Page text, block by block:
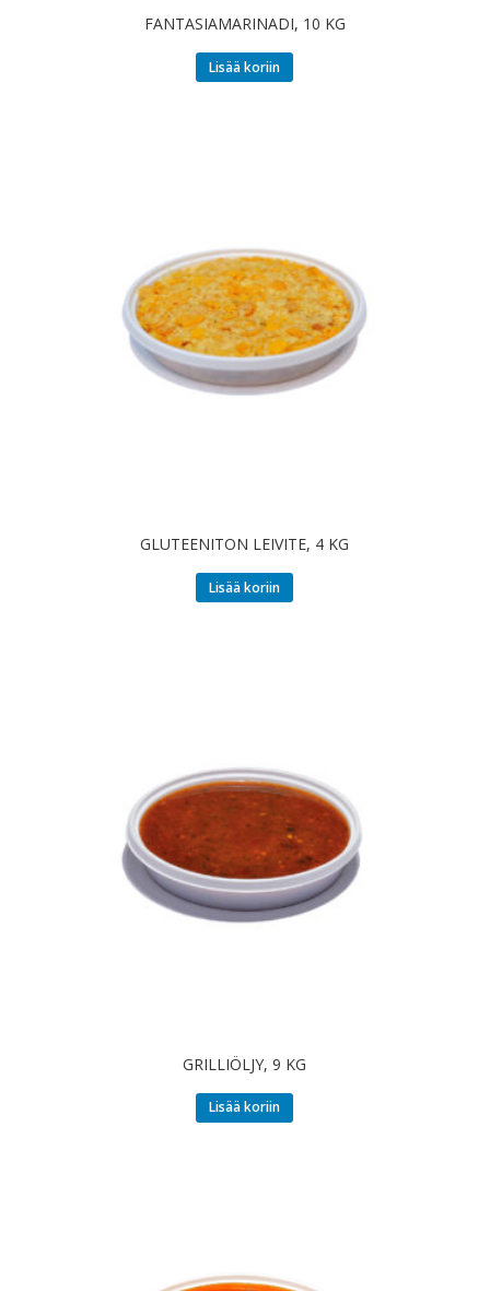
FANTASIAMARINADI, 10 KG
Lisää koriin
GLUTEENITON LEIVITE, 4 KG
Lisää koriin
GRILLIÖLJY, 9 KG
Lisää koriin